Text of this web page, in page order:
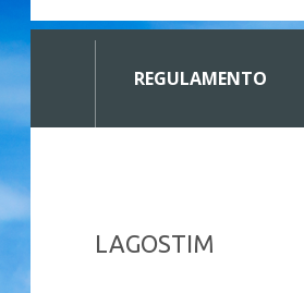
REGULAMENTO
LAGOSTIM